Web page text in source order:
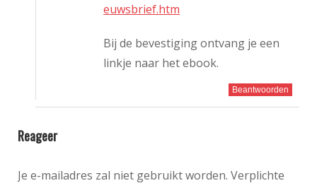
euwsbrief.htm
Bij de bevestiging ontvang je een
linkje naar het ebook.
Beantwoorden
Reageer
Je e-mailadres zal niet gebruikt worden. Verplichte